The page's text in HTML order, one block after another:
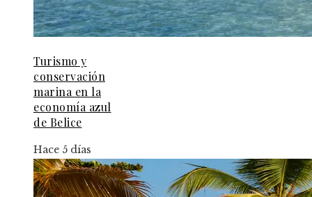
Turismo y
conservación
marina en la
economía azul
de Belice
Hace 5 días